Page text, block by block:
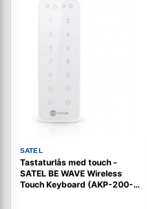
SATEL
Tastaturlås med touch -
SATEL BE WAVE Wireless
Touch Keyboard (AKP-200-